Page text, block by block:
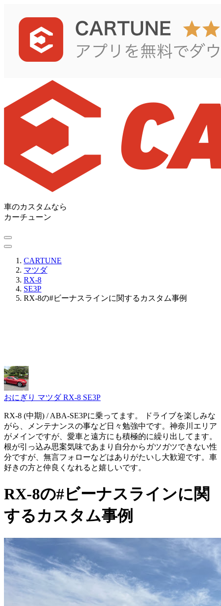
車のカスタムなら
カーチューン
CARTUNE
マツダ
RX-8
SE3P
RX-8の#ビーナスラインに関するカスタム事例
おにぎり マツダ RX-8 SE3P
RX-8 (中期) / ABA-SE3Pに乗ってます。 ドライブを楽しみな
がら、メンテナンスの事など日々勉強中です。神奈川エリア
がメインですが、愛車と遠方にも積極的に繰り出してます。
根が引っ込み思案気味であまり自分からガツガツできない性
分ですが、無言フォローなどはありがたいし大歓迎です。車
好きの方と仲良くなれると嬉しいです。
RX-8の#ビーナスラインに関
するカスタム事例